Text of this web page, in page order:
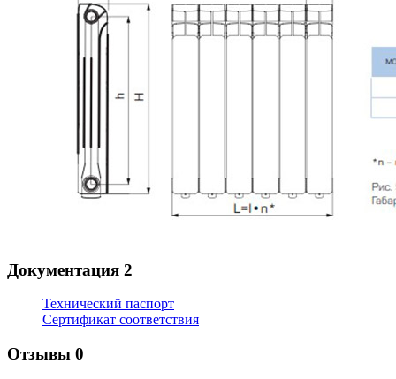
Документация 2
Технический паспорт
Сертификат соответствия
Отзывы 0